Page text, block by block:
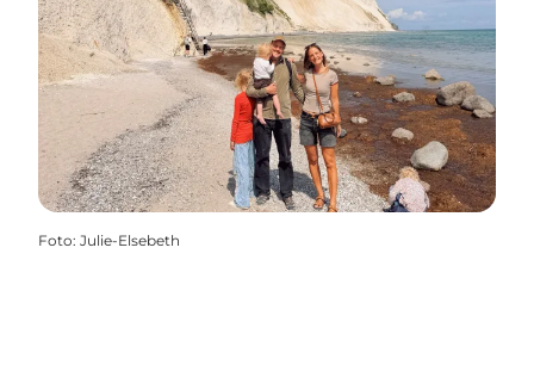
Foto: Julie-Elsebeth